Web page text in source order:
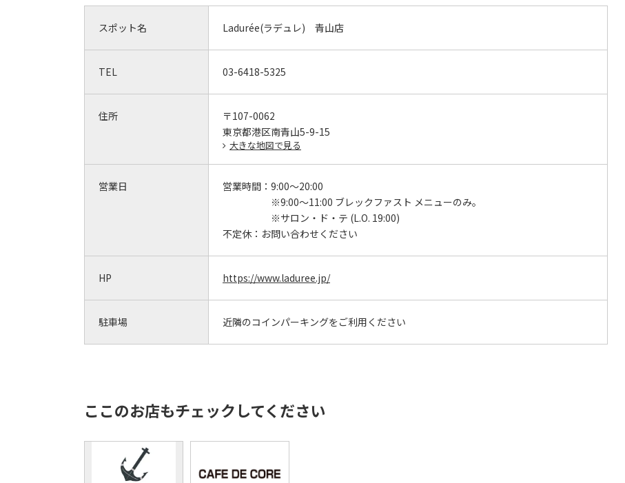
スポット名 Ladurée(ラデュレ) 青山店
TEL 03-6418-5325
住所
〒107-0062
東京都港区南青山5-9-15
大きな地図で見る
営業日 営業時間： 9:00～20:00
※9:00～11:00 ブレックファスト メニューのみ。
※サロン・ド・テ (L.O. 19:00)
不定休： お問い合わせください
HP https://www.laduree.jp/
駐車場 近隣のコインパーキングをご利用ください
ここのお店もチェックしてください